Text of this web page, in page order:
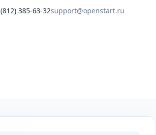
385-63-32support@openstart.ru